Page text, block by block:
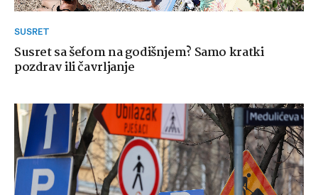
SUSRET
Susret sa šefom na godišnjem? Samo kratki
pozdrav ili čavrljanje